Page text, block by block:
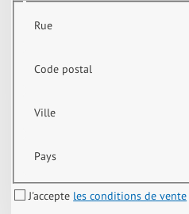
Rue
Code postal
Ville
Pays
J'accepte les conditions de vente